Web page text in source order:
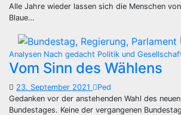
Alle Jahre wieder lassen sich die Menschen
Blaue…
Analysen Nach gedacht Politik und
Vom Sinn des Wählens
23. September 2021
Ped
Gedanken vor der anstehenden Wahl des
Bundestages. Keine der vergangenen